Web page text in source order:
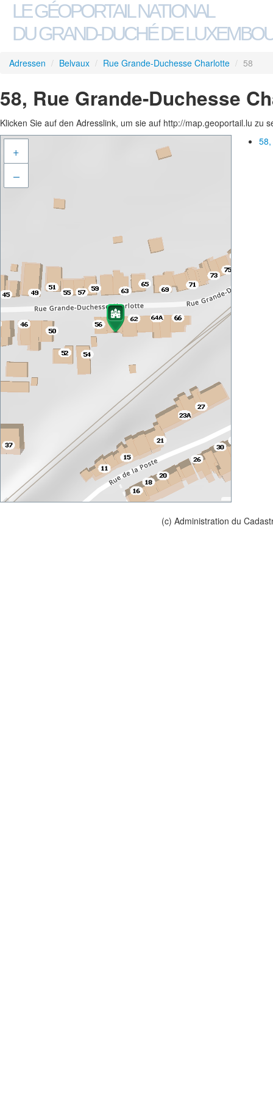
LE GÉOPORTAIL NATIONAL
DU GRAND-DUCHÉ DE
Adressen / Belvaux / Rue Grande-Duchesse Charlotte / 58
58, Rue Grande-Duchesse
Klicken Sie auf den Adresslink, um sie auf http://map.geoportail.lu zu
+
–
(c) Administration du